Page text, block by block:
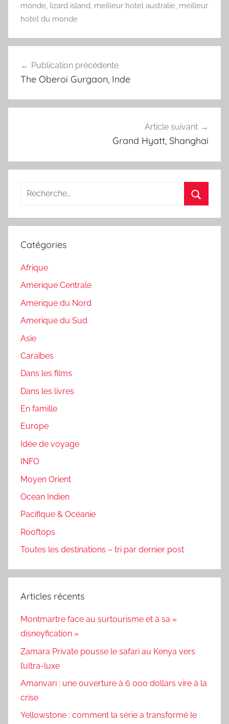
monde, lizard island, meilleur hotel australie, meilleur
hotel du monde
de
Publication précédente
The Oberoi Gurgaon, Inde
Article suivant
Grand Hyatt, Shanghai
Recherche
:
Catégories
Afrique
Amerique Centrale
Amerique du Nord
Amerique du Sud
Asie
Caraïbes
Dans les films
Dans les livres
En famille
Europe
Idée de voyage
INFO
Moyen Orient
Ocean Indien
Pacifique & Océanie
Rooftops
Toutes les destinations – tri par dernier post
Articles récents
Montmartre face au surtourisme et à sa «
disneyfication »
Zamara Private pousse le safari au Kenya vers
l’ultra-luxe
Amanvari : une ouverture à 6 000 dollars vire à la
crise
Yellowstone : comment la série a transformé le